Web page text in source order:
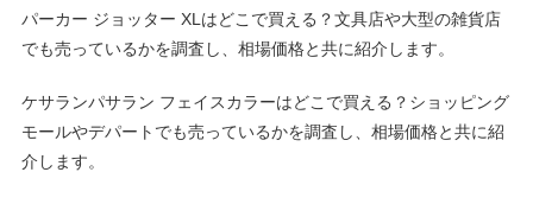
パーカー ジョッター XLはどこで買える？文具店や大型の雑貨店
でも売っているかを調査し、相場価格と共に紹介します。
ケサランパサラン フェイスカラーはどこで買える？ショッピング
モールやデパートでも売っているかを調査し、相場価格と共に紹
介します。